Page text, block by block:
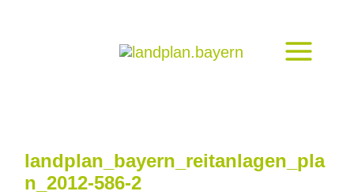
landplan_bayern_reitanlagen_pla
n_2012-586-2